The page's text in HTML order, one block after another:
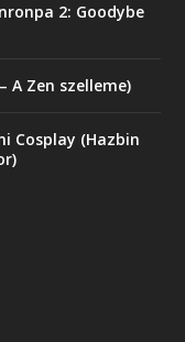
2: Goodybe
A Zen szelleme)
Cosplay (Hazbin